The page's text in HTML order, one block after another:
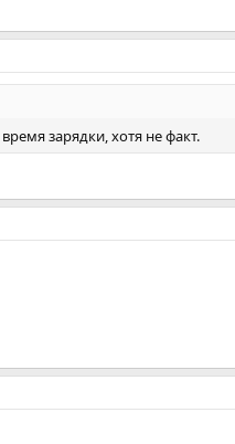
зарядки, хотя не факт.